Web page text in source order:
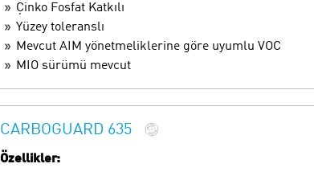
Çinko Fosfat Katkılı
Yüzey toleranslı
Mevcut AIM yönetmeliklerine göre uyumlu VOC
MIO sürümü mevcut
CARBOGUARD 635
Özellikler: